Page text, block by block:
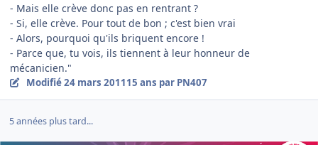
- Mais elle crève donc pas en rentrant ?
- Si, elle crève. Pour tout de bon ; c'est bien vrai
- Alors, pourquoi qu'ils briquent encore !
- Parce que, tu vois, ils tiennent à leur honneur de
mécanicien."
Modifié24 mars 201115 ans par PN407
5 années plus tard...